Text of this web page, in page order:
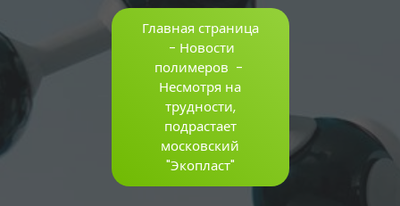
Главная страница
- Новости
полимеров -
Несмотря на
трудности,
подрастает
московский
"Экопласт"